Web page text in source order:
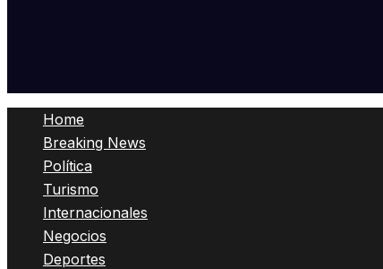
Home
Breaking News
Política
Turismo
Internacionales
Negocios
Deportes